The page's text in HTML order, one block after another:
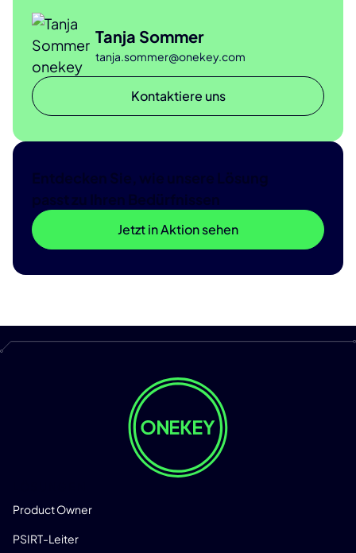
Tanja Sommer
tanja.sommer@onekey.com
Kontaktiere uns
Entdecken Sie, wie unsere Lösung
passt zu Ihren Bedürfnissen
Jetzt in Aktion sehen
Product Owner
PSIRT-Leiter